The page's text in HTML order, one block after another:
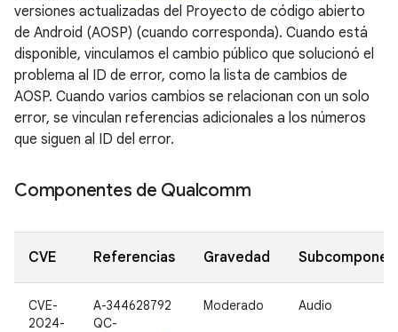
versiones actualizadas del Proyecto de código abierto
de Android (AOSP) (cuando corresponda). Cuando está
disponible, vinculamos el cambio público que solucionó el
problema al ID de error, como la lista de cambios de
AOSP. Cuando varios cambios se relacionan con un solo
error, se vinculan referencias adicionales a los números
que siguen al ID del error.
Componentes de Qualcomm
CVE Referencias Gravedad
CVE-
2024-
A-344628792
QC-
Moderado Audio